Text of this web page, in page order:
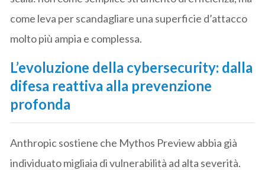
come leva per scandagliare una superficie d’attacco
molto più ampia e complessa.
L’evoluzione della cybersecurity: dalla
difesa reattiva alla prevenzione
profonda
Anthropic sostiene che Mythos Preview abbia già
individuato migliaia di vulnerabilità ad alta severità.